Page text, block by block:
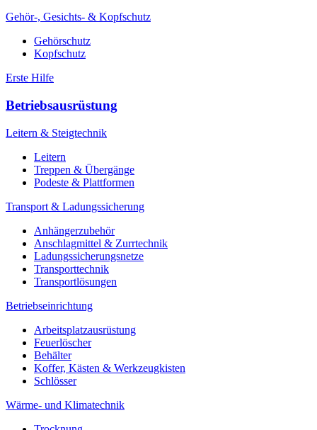
Gehör-, Gesichts- & Kopfschutz
Gehörschutz
Kopfschutz
Erste Hilfe
Betriebsausrüstung
Leitern & Steigtechnik
Leitern
Treppen & Übergänge
Podeste & Plattformen
Transport & Ladungssicherung
Anhängerzubehör
Anschlagmittel & Zurrtechnik
Ladungssicherungsnetze
Transporttechnik
Transportlösungen
Betriebseinrichtung
Arbeitsplatzausrüstung
Feuerlöscher
Behälter
Koffer, Kästen & Werkzeugkisten
Schlösser
Wärme- und Klimatechnik